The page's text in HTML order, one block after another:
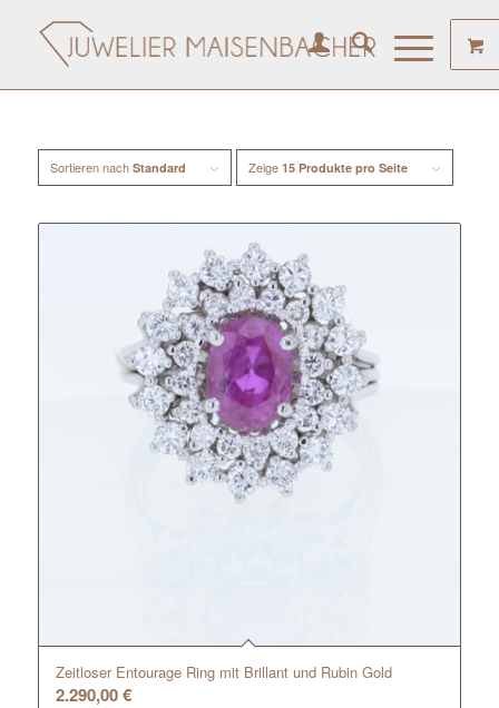
Sortieren nach Standard Zeige 15 Produkte pro Seite
Zeitloser Entourage Ring mit Brillant und Rubin Gold
2.290,00€